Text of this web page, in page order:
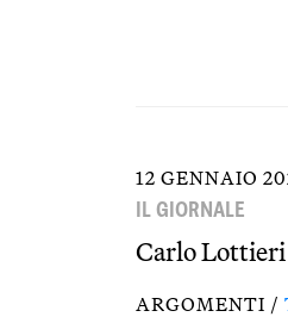
12 GENNAIO
IL GIORNALE
Carlo Lottieri
ARGOMENTI /